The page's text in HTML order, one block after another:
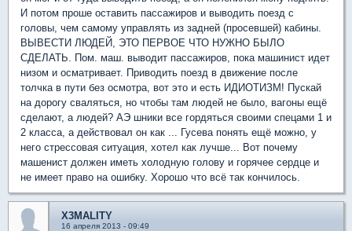
И потом проше оставить пассажиров и выводить поезд с
головы, чем самому управлять из задней (просевшей) кабины.
ВЫВЕСТИ ЛЮДЕЙ, ЭТО ПЕРВОЕ ЧТО НУЖНО БЫЛО
СДЕЛАТЬ. Пом. маш. выводит пассажиров, пока машинист идет
низом и осматривает. Приводить поезд в движение после
толчка в пути без осмотра, вот это и есть ИДИОТИЗМ! Пускай
на дорогу сваляться, но чтобы там людей не было, вагоны ещё
сделают, а людей? АЭ шники все гордяться своими спецами 1 и
2 класса, а действовал он как ... Гусева понять ещё можно, у
него стрессовая ситуация, хотел как лучше... Вот почему
машенист должен иметь холодную голову и горячее сердце и
не имеет право на ошибку. Хорошо что всё так кончилось.
X3MALITY
16 апреля 2013 - 09:49